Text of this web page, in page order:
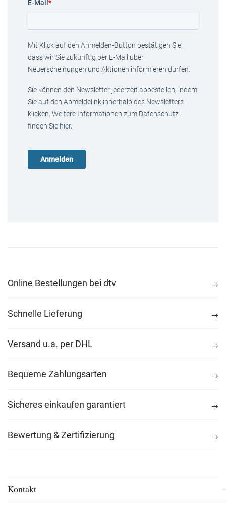
E-Mail *
Mit Klick auf den Anmelden-Button bestätigen Sie,
dass wir Sie zukünftig per E-Mail über
Neuerscheinungen und Aktionen informieren dürfen.
Sie können den Newsletter jederzeit abbestellen, indem
Sie auf den Abmeldelink innerhalb des Newsletters
klicken. Weitere Informationen zum Datenschutz
finden Sie hier.
Online Bestellungen bei dtv
Schnelle Lieferung
Versand u.a. per DHL
Bequeme Zahlungsarten
Sicheres einkaufen garantiert
Bewertung & Zertifizierung
Kontakt